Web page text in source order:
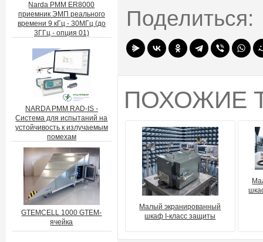
Narda PMM ER8000
приемник ЭМП реального
времени 9 кГц - 30МГц (до
3ГГц - опция 01)
NARDA PMM RAD-IS -
Система для испытаний на
устойчивость к излучаемым
помехам
GTEMCELL 1000 GTEM-
ячейка
Поделиться:
ПОХОЖИЕ
Малый экранированный
шкаф I-класс защиты